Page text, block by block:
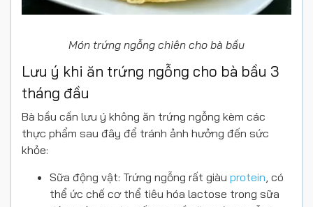
Món trứng ngỗng chiên cho bà bầu
Lưu ý khi ăn trứng ngỗng cho bà bầu 3
tháng đầu
Bà bầu cần lưu ý không ăn trứng ngỗng kèm các
thực phẩm sau đây để tránh ảnh hưởng đến sức
khỏe:
Sữa động vật: Trứng ngỗng rất giàu protein , có
thể ức chế cơ thể tiêu hóa lactose trong sữa